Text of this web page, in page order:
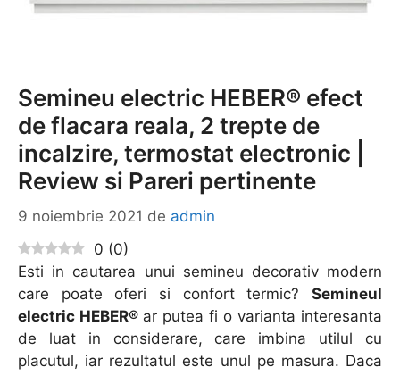
Semineu electric HEBER® efect
de flacara reala, 2 trepte de
incalzire, termostat electronic |
Review si Pareri pertinente
9 noiembrie 2021 de admin
0 (0)
Esti in cautarea unui semineu decorativ modern
care poate oferi si confort termic? Semineul
electric HEBER® ar putea fi o varianta interesanta
de luat in considerare, care imbina utilul cu
placutul, iar rezultatul este unul pe masura. Daca